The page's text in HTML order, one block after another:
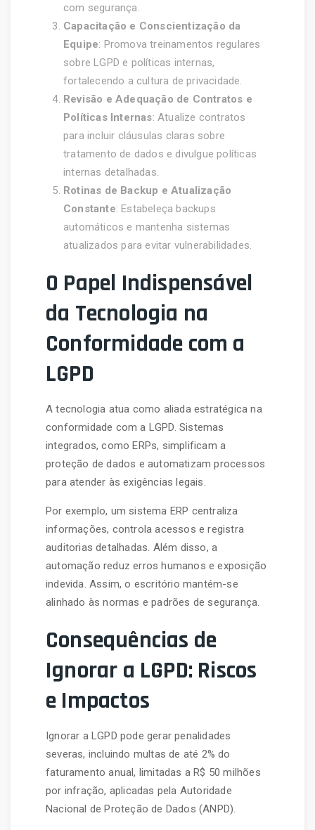
com segurança.
Capacitação e Conscientização da
Equipe: Promova treinamentos regulares
sobre LGPD e políticas internas,
fortalecendo a cultura de privacidade.
Revisão e Adequação de Contratos e
Políticas Internas: Atualize contratos
para incluir cláusulas claras sobre
tratamento de dados e divulgue políticas
internas detalhadas.
Rotinas de Backup e Atualização
Constante: Estabeleça backups
automáticos e mantenha sistemas
atualizados para evitar vulnerabilidades.
O Papel Indispensável
da Tecnologia na
Conformidade com a
LGPD
A tecnologia atua como aliada estratégica na
conformidade com a LGPD. Sistemas
integrados, como ERPs, simplificam a
proteção de dados e automatizam processos
para atender às exigências legais.
Por exemplo, um sistema ERP centraliza
informações, controla acessos e registra
auditorias detalhadas. Além disso, a
automação reduz erros humanos e exposição
indevida. Assim, o escritório mantém-se
alinhado às normas e padrões de segurança.
Consequências de
Ignorar a LGPD: Riscos
e Impactos
Ignorar a LGPD pode gerar penalidades
severas, incluindo multas de até 2% do
faturamento anual, limitadas a R$ 50 milhões
por infração, aplicadas pela Autoridade
Nacional de Proteção de Dados (ANPD).